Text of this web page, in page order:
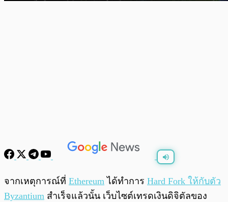
/ 0:00
จากเหตุการณ์ที่ Ethereum ได้ทำการ Hard Fork ให้กับตัว
Byzantium สำเร็จแล้วนั้น เว็บไซต์เทรดเงินดิจิตัลของ